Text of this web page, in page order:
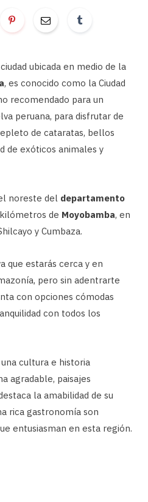
ubicada en medio de la
, es conocido como la Ciudad
recomendado para un
peruana, para disfrutar de
de cataratas, bellos
de exóticos animales y
noreste del departamento
de Moyobamba, en
y Cumbaza.
que estarás cerca y en
pero sin adentrarte
con opciones cómodas
con todos los
cultura e historia
agradable, paisajes
la amabilidad de su
rica gastronomía son
entusiasman en esta región.